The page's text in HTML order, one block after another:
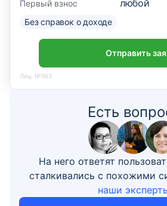
Первый взнос любой
Без справок о доходе
Отправить
Лиц. №963
Есть
На него ответят
сталкивались с похожими
наши